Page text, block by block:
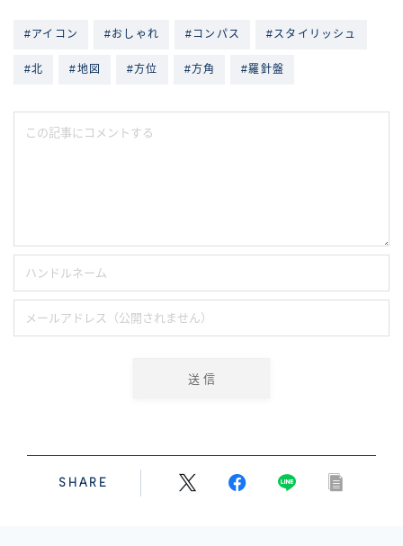
#アイコン #おしゃれ #コンパス #スタイリッシュ
#北 #地図 #方位 #方角 #羅針盤
SHARE